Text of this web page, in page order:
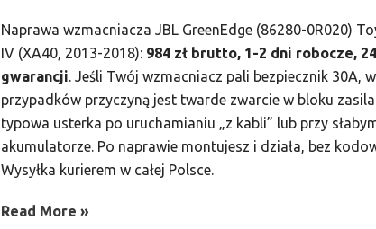
Naprawa wzmacniacza JBL GreenEdge (86280-0R020)
IV (XA40, 2013-2018): 984 zł brutto, 1-2 dni robocze,
gwarancji . Jeśli Twój wzmacniacz pali bezpiecznik 30A,
przypadków przyczyną jest twarde zwarcie w bloku
typowa usterka po uruchamianiu „z kabli” lub przy
akumulatorze. Po naprawie montujesz i działa, bez
Wysyłka kurierem w całej Polsce.
Read More »